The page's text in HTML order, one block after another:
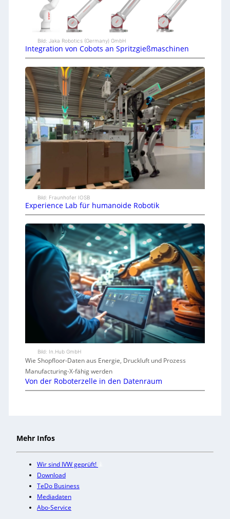
Bild: Jaka Robotics (Germany) GmbH
Integration von Cobots an Spritzgießmaschinen
Bild: Fraunhofer IOSB
Experience Lab für humanoide Robotik
Bild: In.Hub GmbH
Wie Shopfloor-Daten aus Energie, Druckluft und Prozess
Manufacturing-X-fähig werden
Von der Roboterzelle in den Datenraum
Mehr Infos
Wir sind IVW geprüft!
Download
TeDo Business
Mediadaten
Abo-Service